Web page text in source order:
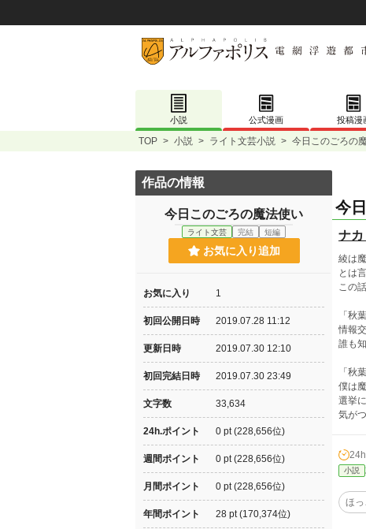
小説 公式漫画 投稿漫
TOP > 小説 > ライト文芸小説 > 今日このごろの
今
ナ
綾は
とは
この
「秋
情報
誰も
「秋
僕は
選挙
気が
小説
ほっ
作品の情報
今日このごろの魔法使い
ライト文芸 完結 短編
お気に入り追加
お気に入り 1
初回公開日時 2019.07.28 11:12
更新日時 2019.07.30 12:10
初回完結日時 2019.07.30 23:49
文字数 33,634
24h.ポイント 0 pt (228,656位)
週間ポイント 0 pt (228,656位)
月間ポイント 0 pt (228,656位)
年間ポイント 28 pt (170,374位)